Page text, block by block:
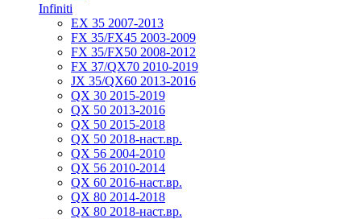
Infiniti
EX 35 2007-2013
FX 35/FX45 2003-2009
FX 35/FX50 2008-2012
FX 37/QX70 2010-2019
JX 35/QX60 2013-2016
QX 30 2015-2019
QX 50 2013-2016
QX 50 2015-2018
QX 50 2018-наст.вр.
QX 56 2004-2010
QX 56 2010-2014
QX 60 2016-наст.вр.
QX 80 2014-2018
QX 80 2018-наст.вр.